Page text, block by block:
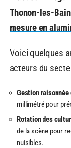
Thonon-les-
mesure en
Voici quelques
acteurs du
Gestion raisonnée
millimétré pour
Rotation des
de la scène pour
nuisibles.